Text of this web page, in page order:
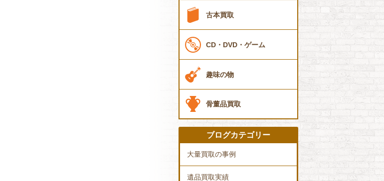
古本買取
CD・DVD・ゲーム
趣味の物
骨董品買取
ブログカテゴリー
大量買取の事例
遺品買取実績